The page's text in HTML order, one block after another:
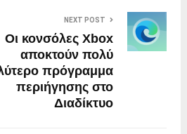
NEXT POST
Οι κονσόλες Xbox
αποκτούν πολύ
πρόγραμμα
περιήγησης στο
Διαδίκτυο